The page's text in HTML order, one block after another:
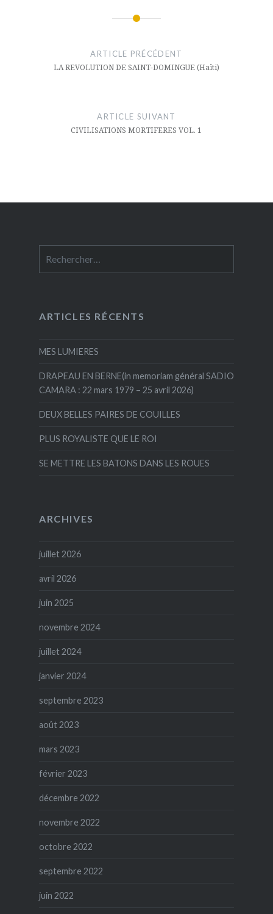
l’article
ARTICLE PRÉCÉDENT
LA REVOLUTION DE SAINT-DOMINGUE (Haïti)
ARTICLE SUIVANT
CIVILISATIONS MORTIFERES VOL. 1
ARTICLES RÉCENTS
MES LUMIERES
DRAPEAU EN BERNE(in memoriam général SADIO
CAMARA : 22 mars 1979 – 25 avril 2026)
DEUX BELLES PAIRES DE COUILLES
PLUS ROYALISTE QUE LE ROI
SE METTRE LES BATONS DANS LES ROUES
ARCHIVES
juillet 2026
avril 2026
juin 2025
novembre 2024
juillet 2024
janvier 2024
septembre 2023
août 2023
mars 2023
février 2023
décembre 2022
novembre 2022
octobre 2022
septembre 2022
juin 2022